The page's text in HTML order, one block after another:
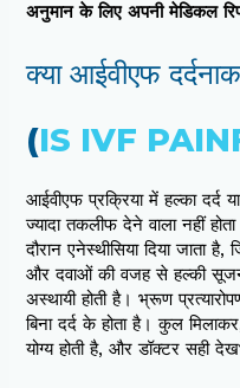
अनुमान के लिए अपनी मेडिकल
क्या आईवीएफ
(IS IVF
आईवीएफ प्रक्रिया में हल्का
ज्यादा तकलीफ देने वाला नहीं
दौरान एनेस्थीसिया दिया जाता
और दवाओं की वजह से हल्की
अस्थायी होती है। भ्रूण
बिना दर्द के होता है। कुल
योग्य होती है, और डॉक्टर सही